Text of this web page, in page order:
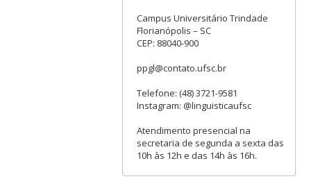
Campus Universitário Trindade
Florianópolis – SC
CEP: 88040-900
ppgl@contato.ufsc.br
Telefone: (48) 3721-9581
Instagram: @linguisticaufsc
Atendimento presencial na
secretaria de segunda a sexta das
10h às 12h e das 14h às 16h.